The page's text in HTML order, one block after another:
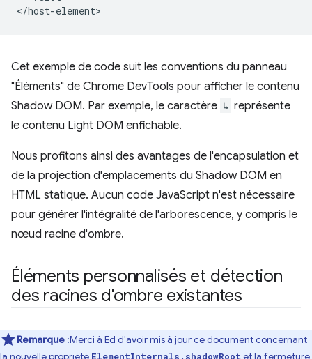
Cet exemple de code suit les conventions du panneau
"Éléments" de Chrome DevTools pour afficher le contenu
Shadow DOM. Par exemple, le caractère ↳ représente
le contenu Light DOM enfichable.
Nous profitons ainsi des avantages de l'encapsulation et
de la projection d'emplacements du Shadow DOM en
HTML statique. Aucun code JavaScript n'est nécessaire
pour générer l'intégralité de l'arborescence, y compris le
nœud racine d'ombre.
Éléments personnalisés et détection
des racines d'ombre existantes
Remarque :Merci à Ed d'avoir mis à jour ce document concernant
la nouvelle propriété ElementInternals.shadowRoot et la fermeture